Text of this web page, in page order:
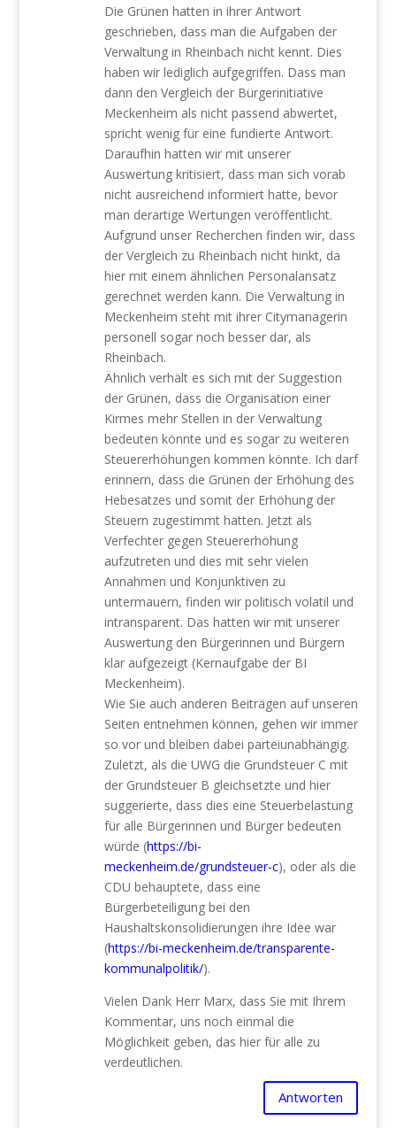
Die Grünen hatten in ihrer Antwort
geschrieben, dass man die Aufgaben der
Verwaltung in Rheinbach nicht kennt. Dies
haben wir lediglich aufgegriffen. Dass man
dann den Vergleich der Bürgerinitiative
Meckenheim als nicht passend abwertet,
spricht wenig für eine fundierte Antwort.
Daraufhin hatten wir mit unserer
Auswertung kritisiert, dass man sich vorab
nicht ausreichend informiert hatte, bevor
man derartige Wertungen veröffentlicht.
Aufgrund unser Recherchen finden wir, dass
der Vergleich zu Rheinbach nicht hinkt, da
hier mit einem ähnlichen Personalansatz
gerechnet werden kann. Die Verwaltung in
Meckenheim steht mit ihrer Citymanagerin
personell sogar noch besser dar, als
Rheinbach.
Ähnlich verhält es sich mit der Suggestion
der Grünen, dass die Organisation einer
Kirmes mehr Stellen in der Verwaltung
bedeuten könnte und es sogar zu weiteren
Steuererhöhungen kommen könnte. Ich darf
erinnern, dass die Grünen der Erhöhung des
Hebesatzes und somit der Erhöhung der
Steuern zugestimmt hatten. Jetzt als
Verfechter gegen Steuererhöhung
aufzutreten und dies mit sehr vielen
Annahmen und Konjunktiven zu
untermauern, finden wir politisch volatil und
intransparent. Das hatten wir mit unserer
Auswertung den Bürgerinnen und Bürgern
klar aufgezeigt (Kernaufgabe der BI
Meckenheim).
Wie Sie auch anderen Beiträgen auf unseren
Seiten entnehmen können, gehen wir immer
so vor und bleiben dabei parteiunabhängig.
Zuletzt, als die UWG die Grundsteuer C mit
der Grundsteuer B gleichsetzte und hier
suggerierte, dass dies eine Steuerbelastung
für alle Bürgerinnen und Bürger bedeuten
würde (https://bi-
meckenheim.de/grundsteuer-c), oder als die
CDU behauptete, dass eine
Bürgerbeteiligung bei den
Haushaltskonsolidierungen ihre Idee war
(https://bi-meckenheim.de/transparente-
kommunalpolitik/).
Vielen Dank Herr Marx, dass Sie mit Ihrem
Kommentar, uns noch einmal die
Möglichkeit geben, das hier für alle zu
verdeutlichen.
Antworten